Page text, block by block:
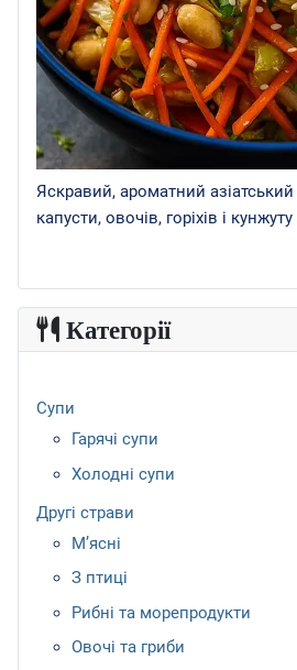
Яскравий, ароматний азіатський
капусти, овочів, горіхів і
Категорії
Супи
Гарячі супи
Холодні супи
Другі страви
М’ясні
З птиці
Рибні та морепродукти
Овочі та гриби